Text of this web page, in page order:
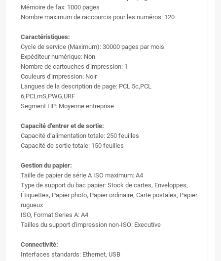
Mémoire de fax: 1000 pages
Nombre maximum de raccourcis pour les numéros: 120
Caractéristiques:
Cycle de service (Maximum): 30000 pages par mois
Expéditeur numérique: Non
Nombre de cartouches d'impression: 1
Couleurs d'impression: Noir
Langues de la description de page: PCL 5c,PCL
6,PCLmS,PWG,URF
Segment HP: Moyenne entreprise
Capacité d'entrer et de sortie:
Capacité d’alimentation totale: 250 feuilles
Capacité de sortie totale: 150 feuilles
Gestion du papier:
Taille de papier de série A ISO maximum: A4
Type de support du bac papier: Stock de cartes, Enveloppes,
Étiquettes, Papier photo, Papier ordinaire, Carte postales, Papier
rugueux
ISO, Format Series A: A4
Tailles du support d'impression non-ISO: Executive
Connectivité:
Interfaces standards: Ethernet, USB